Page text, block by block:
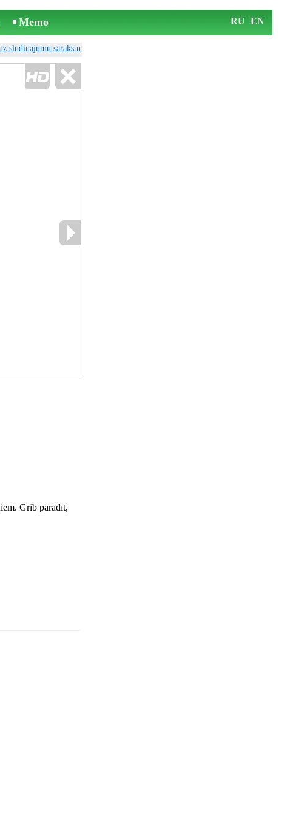
Memo RU EN
sludinājumu sarakstu
Grib parādīt,